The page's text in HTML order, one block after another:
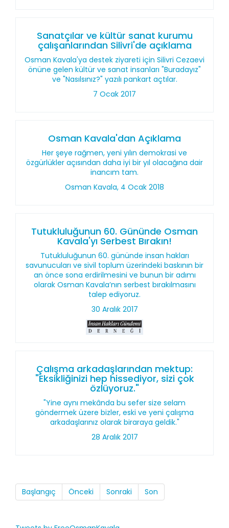
Sanatçılar ve kültür sanat kurumu
çalışanlarından Silivri'de açıklama
Osman Kavala'ya destek ziyareti için Silivri Cezaevi
önüne gelen kültür ve sanat insanları "Buradayız"
ve "Nasılsınız?" yazılı pankart açtılar.
7 Ocak 2017
Osman Kavala'dan Açıklama
Her şeye rağmen, yeni yılın demokrasi ve
özgürlükler açısından daha iyi bir yıl olacağına dair
inancım tam.
Osman Kavala, 4 Ocak 2018
Tutukluluğunun 60. Gününde Osman
Kavala'yı Serbest Bırakın!
Tutukluluğunun 60. gününde insan hakları
savunucuları ve sivil toplum üzerindeki baskının bir
an önce sona erdirilmesini ve bunun bir adımı
olarak Osman Kavala’nın serbest bırakılmasını
talep ediyoruz.
30 Aralık 2017
Çalışma arkadaşlarından mektup:
"Eksikliğinizi hep hissediyor, sizi çok
özlüyoruz."
"Yine aynı mekânda bu sefer size selam
göndermek üzere bizler, eski ve yeni çalışma
arkadaşlarınız olarak biraraya geldik."
28 Aralık 2017
Başlangıç Önceki Sonraki Son